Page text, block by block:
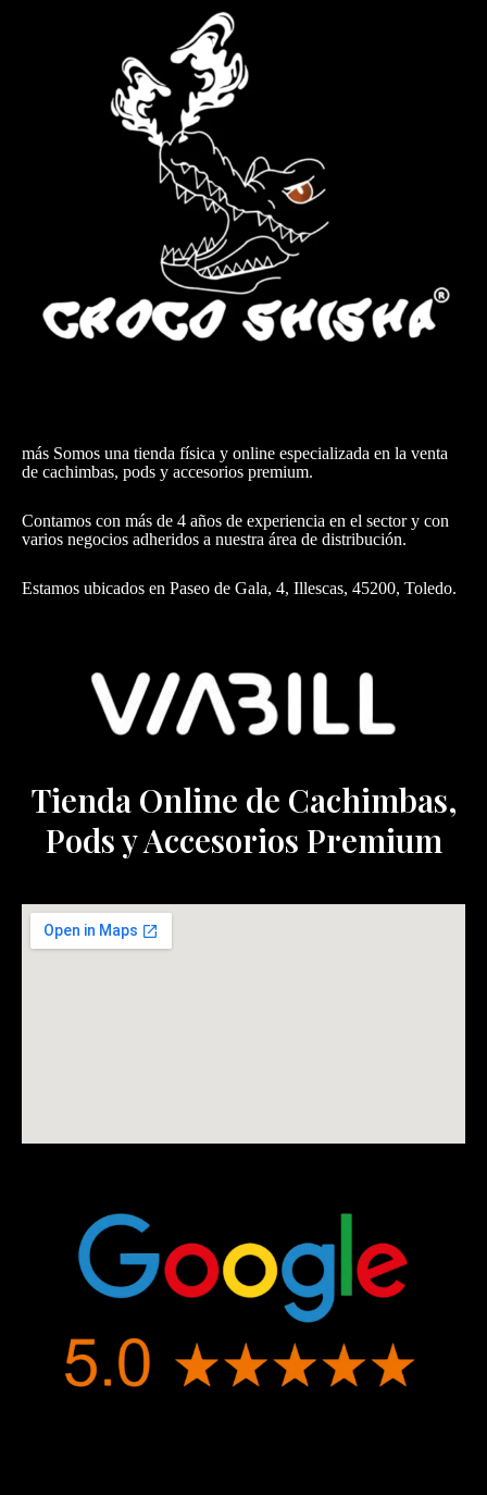
más Somos una tienda física y online especializada en la venta
de cachimbas, pods y accesorios premium.
Contamos con más de 4 años de experiencia en el sector y con
varios negocios adheridos a nuestra área de distribución.
Estamos ubicados en Paseo de Gala, 4, Illescas, 45200, Toledo.
Tienda Online de Cachimbas,
Pods y Accesorios Premium